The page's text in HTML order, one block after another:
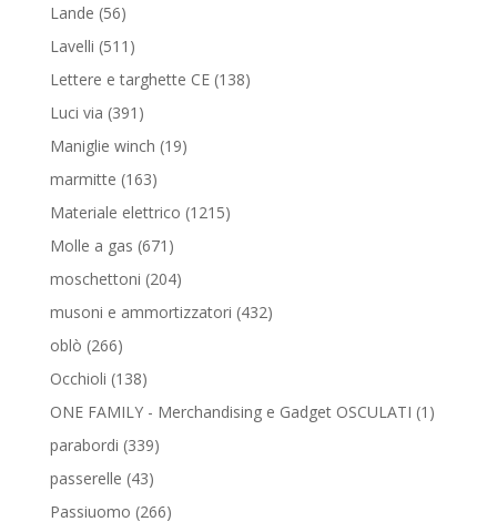
Lande 5656
prodotti
Lavelli 511 511
prodotti
Lettere e targhette CE 138138
Luci via 391 391
prodotti
Maniglie winch 1919
marmitte 163163
prodotti
Materiale elettrico 12151215
Molle a gas 671 671
prodotti
moschettoni 204204
prodotti
musoni e ammortizzatori 432432
oblò 266266
prodotti
Occhioli 138138
prodotti
ONE FAMILY - Merchandising e Gadget OSCULATI 1 1
parabordi 339339
passerelle 4343
prodotti
Passiuomo 266266